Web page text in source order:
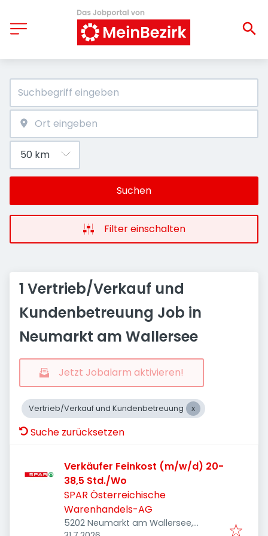
Suchen
Filter einschalten
1 Vertrieb/Verkauf und
Kundenbetreuung Job in
Neumarkt am Wallersee
Jetzt Jobalarm aktivieren!
Vertrieb/Verkauf und Kundenbetreuung
Suche zurücksetzen
Verkäufer Feinkost (m/w/d) 20-
38,5 Std./Wo
SPAR Österreichische
Warenhandels-AG
5202 Neumarkt am Wallersee,